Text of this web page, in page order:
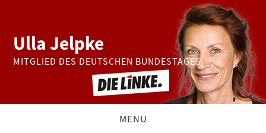
Ulla Jelpke
MITGLIED DES DEUTSCHEN BUNDESTAGES
MENU